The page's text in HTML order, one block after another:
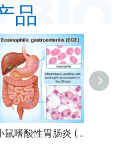
品
小鼠嗜酸性胃肠炎 (EGE) 模型